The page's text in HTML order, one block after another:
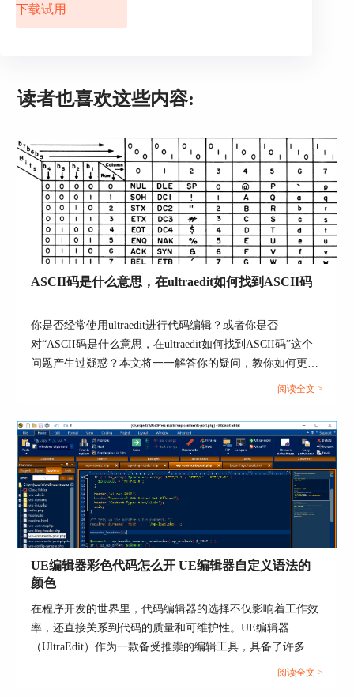
图3：颜色数据
可选择的颜色数据格式有四种。
十进制与十六进制常用于计算与储存。
图4：格式1和2
HTML（超文本标记语言）常用于网页浏览器，
RGB（色彩模式，三原色红、绿、蓝）常用于工程
中的图像处理。
下载试用
读者也喜欢这些内容:
ASCII码是什么意思，在ultraedit如何找到ASCII码
你是否经常使用ultraedit进行代码编辑？或者你是否
对“ASCII码是什么意思，在ultraedit如何找到ASCII码”这个
问题产生过疑惑？本文将一一解答你的疑问，教你如何更高
阅读全文 >
UE编辑器彩色代码怎么开 UE编辑器自定义语法的
颜色
在程序开发的世界里，代码编辑器的选择不仅影响着工作效
率，还直接关系到代码的质量和可维护性。UE编辑器
（UltraEdit）作为一款备受推崇的编辑工具，具备了许多优
秀的特性，特别是在彩色代码和自定义语法颜色方面。本文
阅读全文 >